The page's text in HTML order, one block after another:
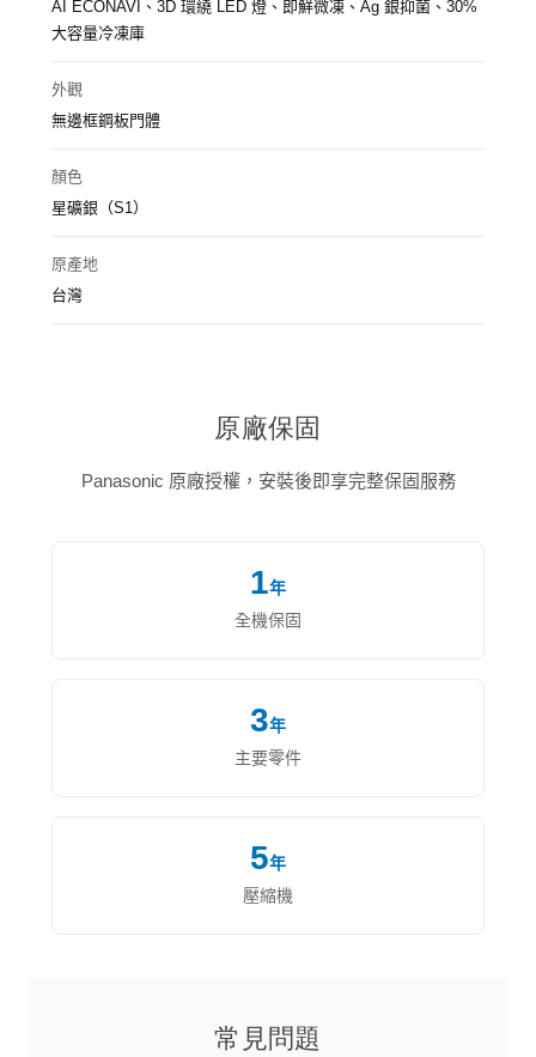
AI ECONAVI、3D 環繞 LED 燈、即鮮微凍、Ag 銀抑菌、30%
大容量冷凍庫
外觀
無邊框鋼板門體
顏色
星礦銀（S1）
原產地
台灣
原廠保固
Panasonic 原廠授權，安裝後即享完整保固服務
1年
全機保固
3年
主要零件
5年
壓縮機
常見問題